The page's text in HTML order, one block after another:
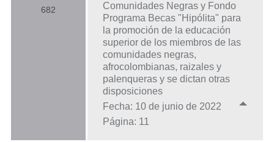
682
Comunidades Negras y Fondo
Programa Becas "Hipólita" para
la promoción de la educación
superior de los miembros de las
comunidades negras,
afrocolombianas, raizales y
palenqueras y se dictan otras
disposiciones
Fecha: 10 de junio de 2022
Página: 11